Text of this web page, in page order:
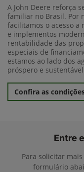
A John Deere reforça
familiar no Brasil. Por
facilitamos o acesso a
e implementos
rentabilidade das
especiais de
estamos ao lado dos
próspero e
Confira as
Entre
Para solicitar
formulário